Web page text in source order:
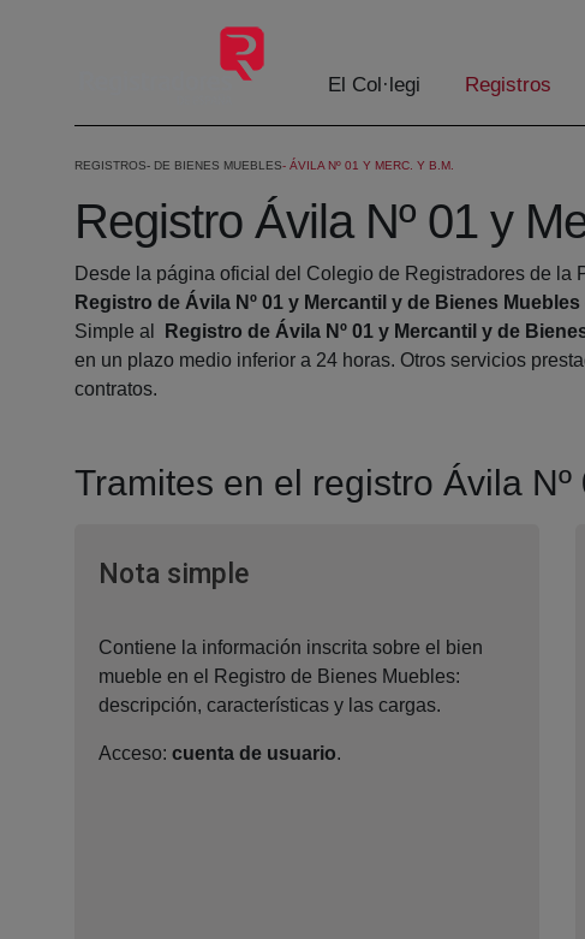
Salta al contingut principal
El Col·legi Registros
REGISTROS DE BIENES MUEBLES ÁVILA Nº 01 Y MERC. Y B.M.
Registro Ávila Nº 01 y
Desde la página oficial del Colegio de Registradores de la
Registro de Ávila Nº 01 y Mercantil y de Bienes
Simple al
Registro de Ávila Nº 01 y Mercantil y de
en un plazo medio inferior a 24 horas. Otros servicios
contratos.
Tramites en el registro Ávila
Nota simpleVentana nueva
Contiene la información inscrita sobre el bien
mueble en el Registro de Bienes Muebles:
descripción, características y las cargas.
Acceso: cuenta de usuario.